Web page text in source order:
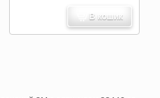
В кошик